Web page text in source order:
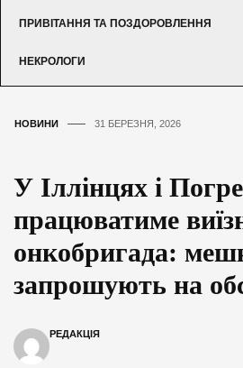
ПРИВІТАННЯ ТА ПОЗДОРОВЛЕННЯ
НЕКРОЛОГИ
НОВИНИ 31 БЕРЕЗНЯ, 2026
У Іллінцях і
працюватиме
онкобригада:
запрошують на
РЕДАКЦІЯ